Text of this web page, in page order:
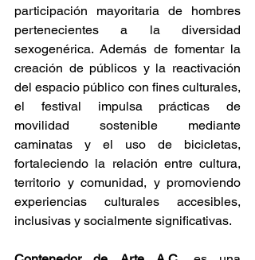
participación mayoritaria de hombres
pertenecientes a la diversidad
sexogenérica. Además de fomentar la
creación de públicos y la reactivación
del espacio público con fines culturales,
el festival impulsa prácticas de
movilidad sostenible mediante
caminatas y el uso de bicicletas,
fortaleciendo la relación entre cultura,
territorio y comunidad, y promoviendo
experiencias culturales accesibles,
inclusivas y socialmente significativas.